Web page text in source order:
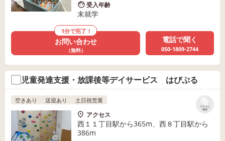
受入年齢
未就学
1分で完了！
お問い合わせ
（無料）
電話で聞く
050-1809-2744
児童発達支援・放課後等デイサービス はぴぷる
リストに
保存
空きあり 送迎あり 土日祝営業
アクセス
西１１丁目駅から365m、西８丁目駅から
386m